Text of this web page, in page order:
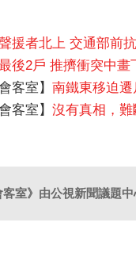
援者北上 交通部前
後2戶 推擠衝突中畫
客室】 南鐵東移迫
客室】 沒有真相，
客室》由公視新聞議題